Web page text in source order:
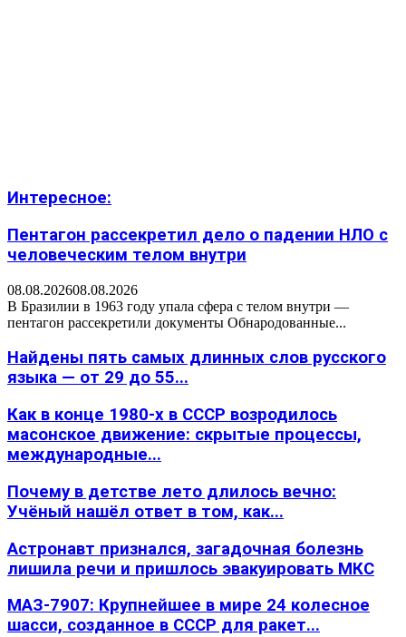
Интересное:
Пентагон рассекретил дело о падении НЛО с
человеческим телом внутри
08.08.202608.08.2026
В Бразилии в 1963 году упала сфера с телом внутри —
пентагон рассекретили документы Обнародованные...
Найдены пять самых длинных слов русского
языка — от 29 до 55...
Как в конце 1980-х в СССР возродилось
масонское движение: скрытые процессы,
международные...
Почему в детстве лето длилось вечно:
Учёный нашёл ответ в том, как...
Астронавт признался, загадочная болезнь
лишила речи и пришлось эвакуировать МКС
МАЗ-7907: Крупнейшее в мире 24 колесное
шасси, созданное в СССР для ракет...